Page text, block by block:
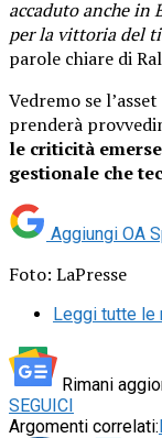
accaduto anche in
per la vittoria del
parole chiare di
Vedremo se
prenderà
le criticità
gestionale che
Aggiungi OA
Foto: LaPresse
Leggi tutte le
Rimani
SEGUICI
Argomenti correlati: